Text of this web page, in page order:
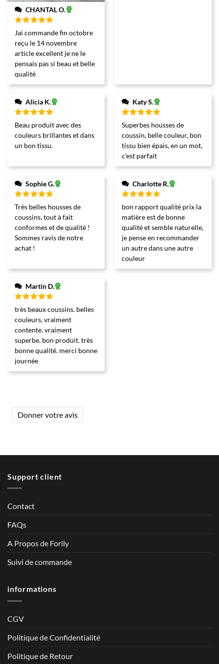
CHANTAL O.
Note
sur 5
Jai commande fin octobre
reçu le 14 novembre
article excellent je ne le
pensais pas si beau et belle
qualité
Alicia K.
Note
sur 5
Beau produit avec des
couleurs brillantes et dans
un bon tissu.
Katy S.
Note 5
sur 5
Superbes housses de
coussin, belle couleur, bon
tissu bien épais, en un mot,
c'est parfait
Sophie G.
Note
sur 5
Très belles housses de
coussins, tout à fait
conformes et de qualité !
Sommes ravis de notre
achat !
Charlotte R.
Note
sur 5
bon rapport qualité prix la
matière est de bonne
qualité et semble naturelle,
je pense en recommander
un autre dans une autre
couleur
Martin D.
Note
sur 5
très beaux coussins. belles
couleurs, vraiment
contente. vraiment
superbe. bon produit. très
bonne qualité. merci bonne
journée
Donner votre avis
Support client
Contact
FAQs
A Propos de Forily
Suivi de commande
informations
CGV
Politique de Confidentialité
Politique de Retour